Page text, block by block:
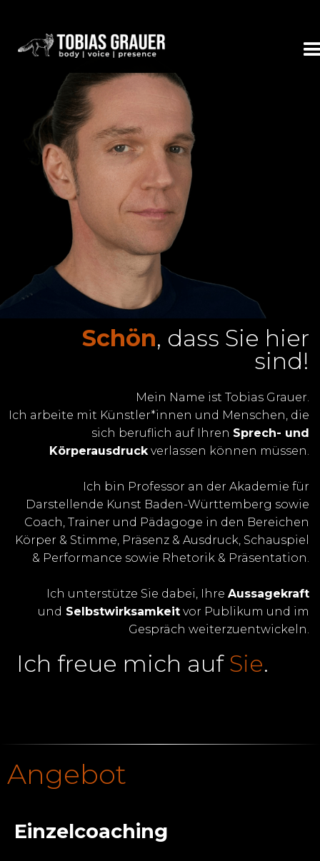
Schön, dass Sie hier
sind!
Mein Name ist Tobias Grauer.
Ich arbeite mit Künstler*innen und Menschen, die
sich beruflich auf Ihren Sprech- und
Körperausdruckverlassen können müssen.
Ich bin Professor an der Akademie für
Darstellende Kunst Baden-Württemberg sowie
Coach, Trainer und Pädagoge in den Bereichen
Körper & Stimme, Präsenz & Ausdruck, Schauspiel
& Performance sowie Rhetorik & Präsentation.
Ich unterstütze Sie dabei, Ihre Aussagekraft
und Selbstwirksamkeit vor Publikum und im
Gespräch weiterzuentwickeln.
Ich freue mich auf Sie.
Angebot
Einzelcoaching